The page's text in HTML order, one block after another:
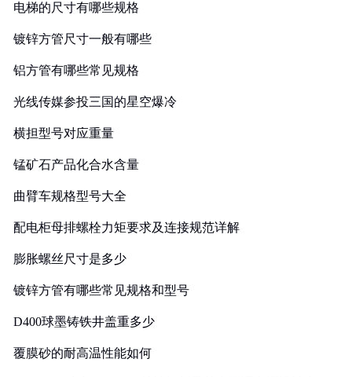
电梯的尺寸有哪些规格
镀锌方管尺寸一般有哪些
铝方管有哪些常见规格
光线传媒参投三国的星空爆冷
横担型号对应重量
锰矿石产品化合水含量
曲臂车规格型号大全
配电柜母排螺栓力矩要求及连接规范详解
膨胀螺丝尺寸是多少
镀锌方管有哪些常见规格和型号
D400球墨铸铁井盖重多少
覆膜砂的耐高温性能如何